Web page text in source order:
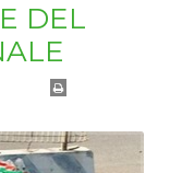
DEL